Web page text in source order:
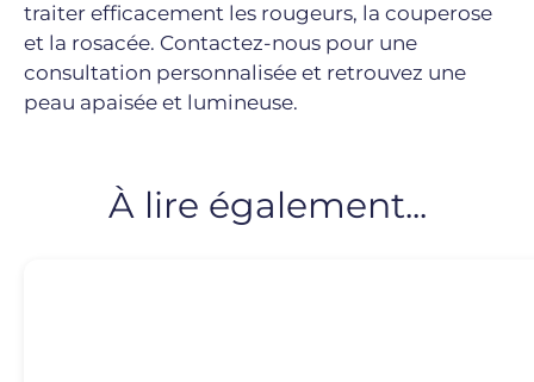
traiter efficacement les rougeurs, la couperose
et la rosacée. Contactez-nous pour une
consultation personnalisée et retrouvez une
peau apaisée et lumineuse.
À lire également...